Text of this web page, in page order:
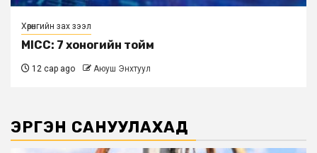
Хөрөнгийн зах зээл
MICC: 7 хоногийн тойм
12 сар ago Аюуш Энхтуул
ЭРГЭН САНУУЛАХАД